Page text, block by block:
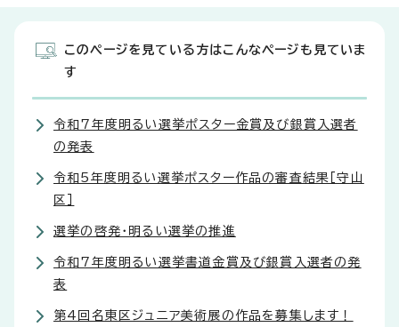
このページを見ている方はこんなページも見ていま
す
令和7年度明るい選挙ポスター金賞及び銀賞入選者
の発表
令和5年度明るい選挙ポスター作品の審査結果［守山
区］
選挙の啓発・明るい選挙の推進
令和7年度明るい選挙書道金賞及び銀賞入選者の発
表
第4回名東区ジュニア美術展の作品を募集します！